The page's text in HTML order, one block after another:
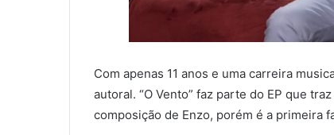
Com apenas 11 anos e uma carreira
autoral. “O Vento” faz parte do EP que
composição de Enzo, porém é a primeira